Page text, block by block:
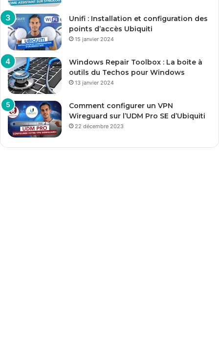
Unifi : Installation et configuration des
points d’accès Ubiquiti
15 janvier 2024
Windows Repair Toolbox : La boite à
outils du Techos pour Windows
13 janvier 2024
Comment configurer un VPN
Wireguard sur l’UDM Pro SE d’Ubiquiti
22 décembre 2023